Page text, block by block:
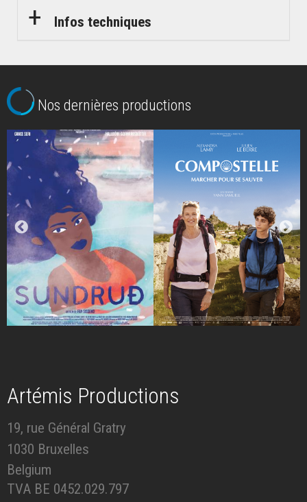
Infos techniques
Nos dernières productions
Artémis Productions
19, rue Général Gratry
1030 Bruxelles
Belgium
TVA BE 0452.029.797